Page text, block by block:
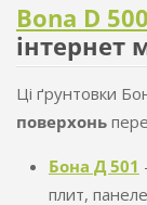
Bona D 500
інтернет
Ці ґрунтовки
поверхонь
Бона Д 501
плит,